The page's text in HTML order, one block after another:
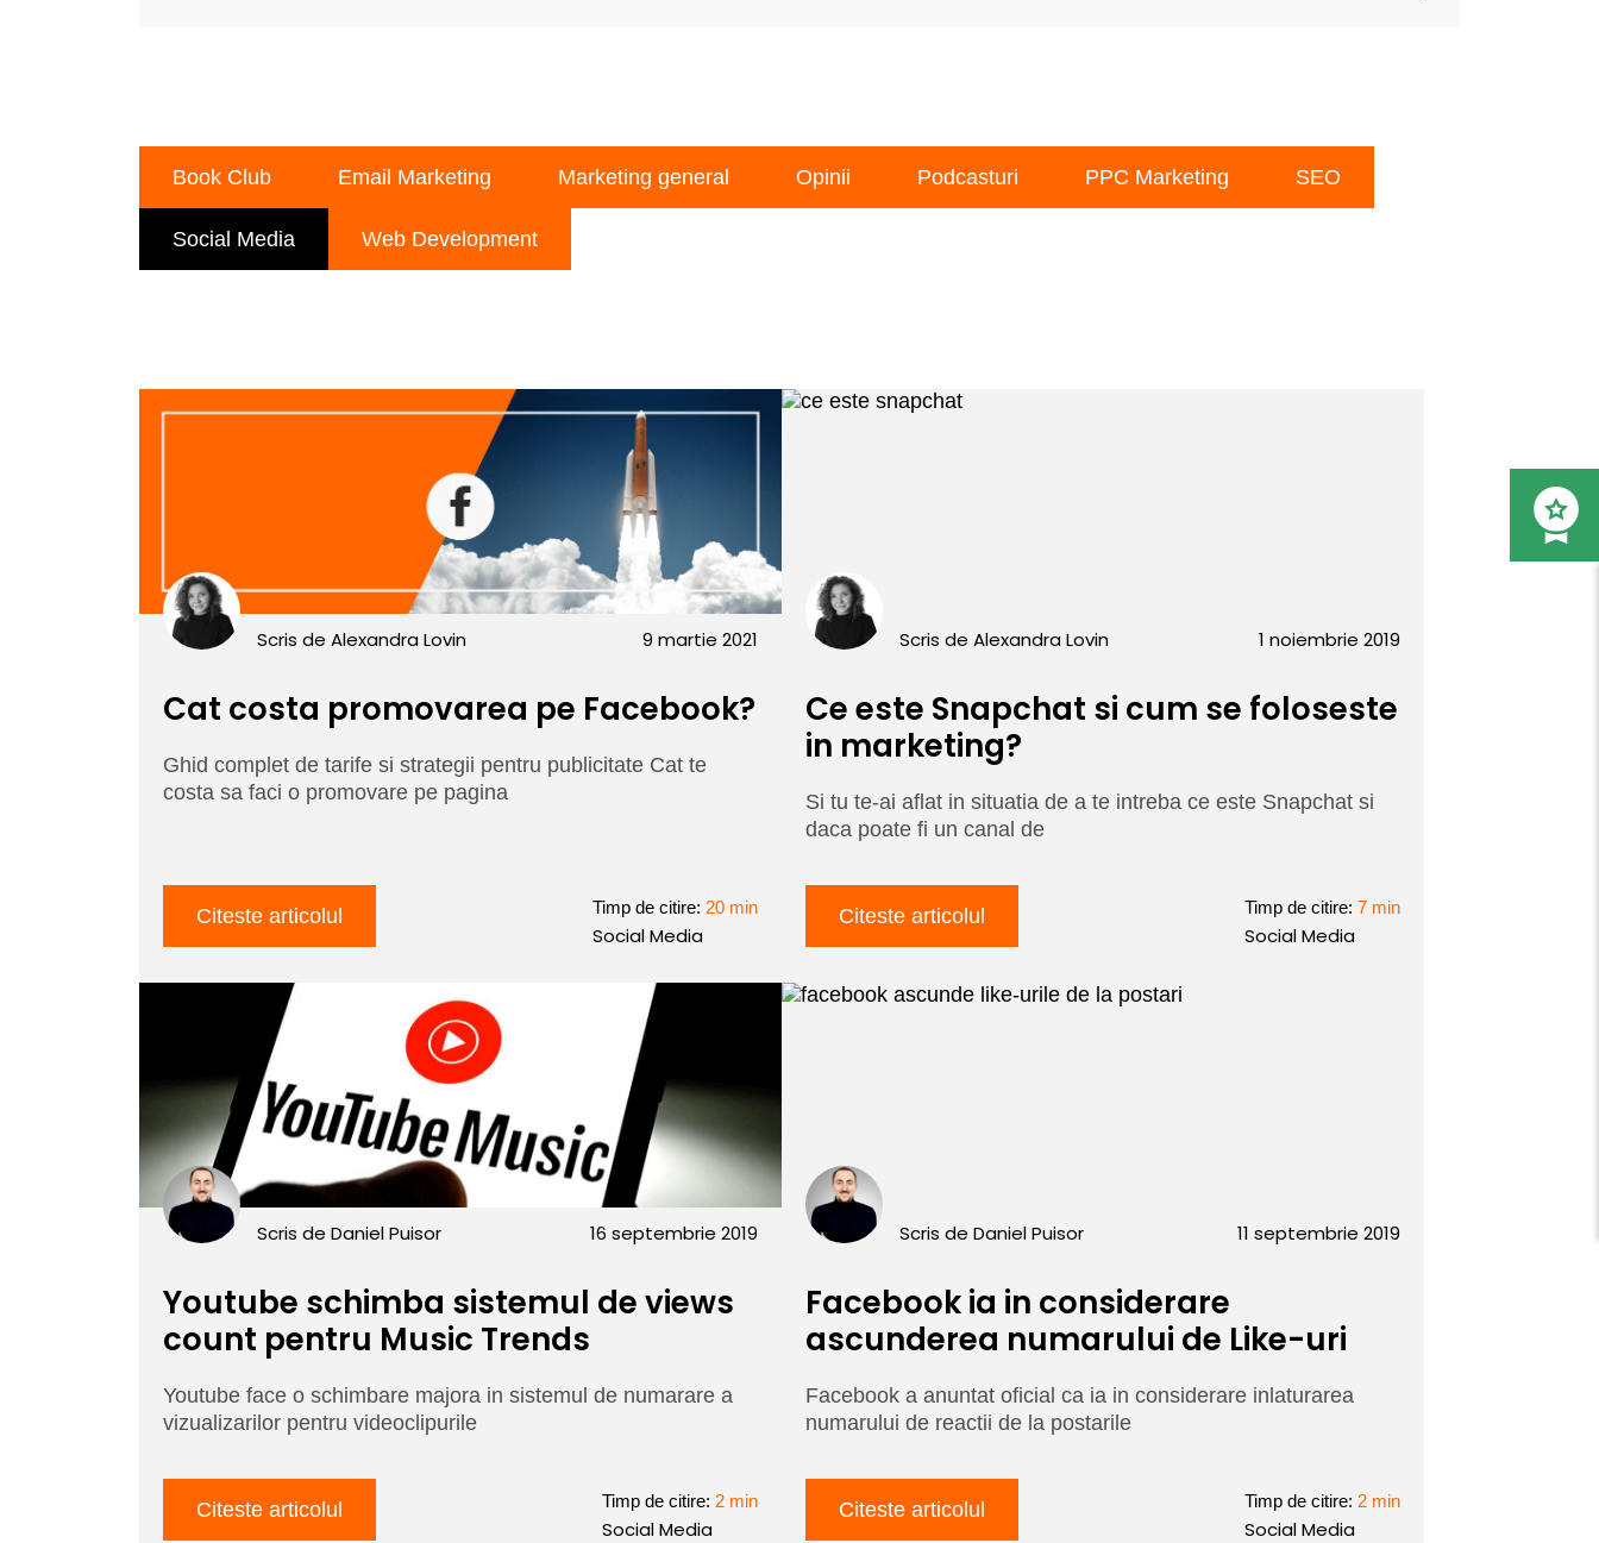
Book Club Email Marketing Marketing general Opinii Podcasturi PPC Marketing SEO
Social Media Web Development
Scris de Alexandra Lovin 9 martie 2021
Cat costa promovarea pe Facebook?
Ghid complet de tarife si strategii pentru publicitate Cat te
costa sa faci o promovare pe pagina
Citeste articolul Timp de citire: 20 min
Social Media
Scris de Alexandra Lovin 1 noiembrie 2019
Ce este Snapchat si cum se foloseste
in marketing?
Si tu te-ai aflat in situatia de a te intreba ce este Snapchat si
daca poate fi un canal de
Citeste articolul Timp de citire: 7 min
Social Media
Scris de Daniel Puisor 16 septembrie 2019
Youtube schimba sistemul de views
count pentru Music Trends
Youtube face o schimbare majora in sistemul de numarare a
vizualizarilor pentru videoclipurile
Citeste articolul Timp de citire: 2 min
Social Media
Scris de Daniel Puisor 11 septembrie 2019
Facebook ia in considerare
ascunderea numarului de Like-uri
Facebook a anuntat oficial ca ia in considerare inlaturarea
numarului de reactii de la postarile
Citeste articolul Timp de citire: 2 min
Social Media